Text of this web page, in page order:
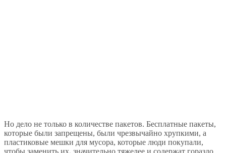
Но дело не только в количестве пакетов. Бесплатные пакеты,
которые были запрещены, были чрезвычайно хрупкими, а
пластиковые мешки для мусора, которые люди покупали,